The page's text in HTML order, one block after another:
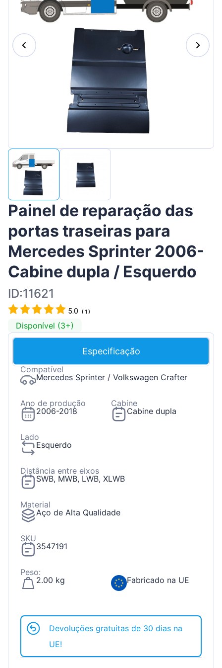
Suomen
Hrvatski
Slovenian
Latvian
Slovenčina
Painel de reparação das
portas traseiras para
Mercedes Sprinter 2006-
Cabine dupla / Esquerdo
ID:11621
5.0 (1 )
Disponível (3+)
Especificação
Compatível
Mercedes Sprinter / Volkswagen Crafter
Ano de produção
2006-2018
Cabine
Cabine dupla
Lado
Esquerdo
Distância entre eixos
SWB, MWB, LWB, XLWB
Material
Aço de Alta Qualidade
SKU
3547191
Peso:
2.00 kg
Fabricado na UE
Devoluções gratuitas de 30 dias na
UE!